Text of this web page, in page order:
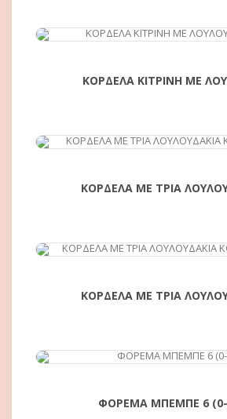
ΑΓΟΡΆ
ΚΟΡΔΕΛΑ ΚΙΤΡΙΝΗ ΜΕ
ΚΟΡΔΕΛΑ ΜΕ ΤΡΙΑ
ΑΓΟΡΆ
ΚΟΡΔΕΛΑ ΜΕ ΤΡΙΑ
ΦΟΡΕΜΑ ΜΠΕΜΠΕ 6